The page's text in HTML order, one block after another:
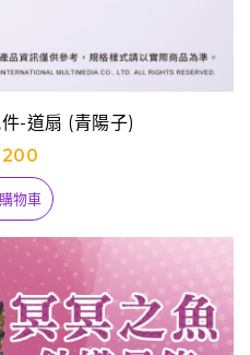
件-道扇 (青陽子)
物車